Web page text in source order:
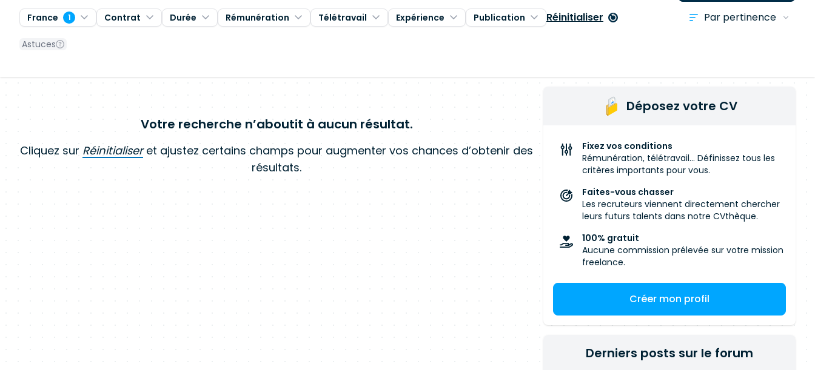
France 1 Contrat Durée Rémunération Télétravail Expérience Publication Réinitialiser
Astuces
Votre recherche n’aboutit à aucun résultat.
Cliquez sur Réinitialiseret ajustez certains champs pour augmenter vos chances d’obtenir des
résultats.
Déposez votre CV
Fixez vos conditions
Rémunération, télétravail... Définissez tous les
critères importants pour vous.
Faites-vous chasser
Les recruteurs viennent directement chercher
leurs futurs talents dans notre CVthèque.
100% gratuit
Aucune commission prélevée sur votre mission
freelance.
Créer mon profil
Derniers posts sur le forum